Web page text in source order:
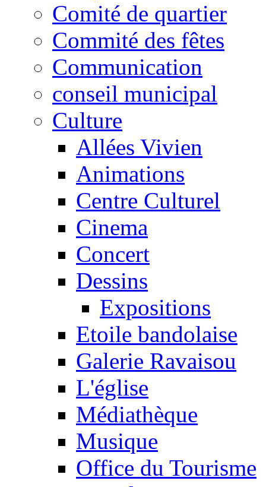
Comité de quartier
Commité des fêtes
Communication
conseil municipal
Culture
Allées Vivien
Animations
Centre Culturel
Cinema
Concert
Dessins
Expositions
Etoile bandolaise
Galerie Ravaisou
L'église
Médiathèque
Musique
Office du Tourisme